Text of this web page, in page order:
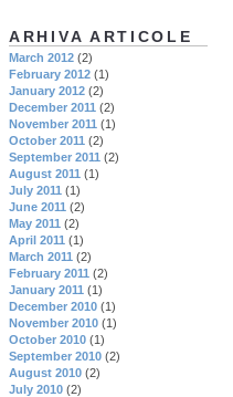
ARHIVA ARTICOLE
March 2012 (2)
February 2012 (1)
January 2012 (2)
December 2011 (2)
November 2011 (1)
October 2011 (2)
September 2011 (2)
August 2011 (1)
July 2011 (1)
June 2011 (2)
May 2011 (2)
April 2011 (1)
March 2011 (2)
February 2011 (2)
January 2011 (1)
December 2010 (1)
November 2010 (1)
October 2010 (1)
September 2010 (2)
August 2010 (2)
July 2010 (2)